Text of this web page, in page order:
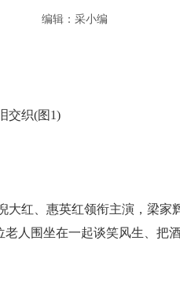
编辑：采小编
大红、惠英红领衔主演，梁家
老人围坐在一起谈笑风生、把